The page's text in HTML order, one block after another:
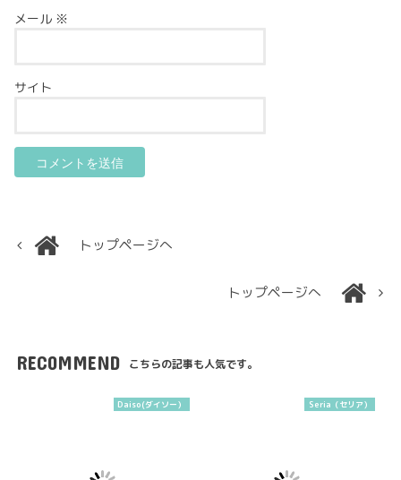
メール ※
サイト
トップページへ
トップページへ
RECOMMEND こちらの記事も人気です。
Daiso(ダイソー） Seria（セリア）